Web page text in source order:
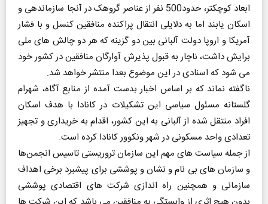
ابعاد کوچکتر، حدود500 نفر از عناصر گروهک در آنجا سازماندهی و
اسکان یابند اما به دلایلی انتقال پراکنده منافقین کنسل و با فشار
آمریکا و اروپا دولت آلبانی بین دو گزینه که هر دو چالش های ملی
برایش داشت، ناچار به قبول پذیرش آوارگان منافقین در کشور خود
می شود که اسنادی در این موضوع بعدا منتشر خواهد شد.
ناگفته نماند که بر اساس اخبار بدست آمده از منابع آگاه، شهرام
گلستانه مسئول سیاسی این تشکیلات در کانادا با هدف اسکان
افراد منتقل شده از آلبانی به این کشور، اقدام به خریداری و تجهیز
تعدادی واحد مسکونی در شهر ونکوور کانادا کرده است.
از جمله سیاست های مهم این سازمان تروریستی تاسیس انجمن‌ها
و سازمان های بی نام و نشان و پوششی برای پیشبرد برخی اهداف
سازمانی و همچنین راه اندازی شرکت های اقتصادی پوششی